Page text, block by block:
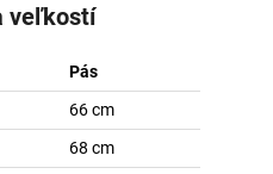
veľkostí
Pás
66 cm
68 cm